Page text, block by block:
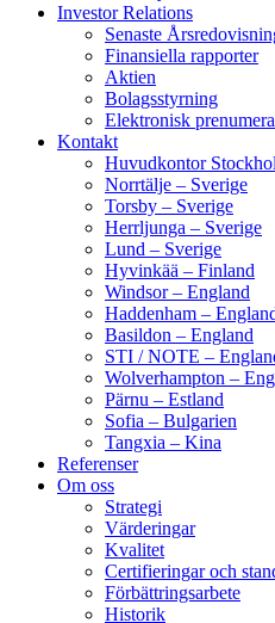
Investor Relations
Senaste
Finansiella rapporter
Aktien
Bolagsstyrning
Elektronisk
Kontakt
Huvudkontor
Norrtälje – Sverige
Torsby – Sverige
Herrljunga – Sverige
Lund – Sverige
Hyvinkää – Finland
Windsor – England
Haddenham –
Basildon – England
STI / NOTE –
Wolverhampton –
Pärnu – Estland
Sofia – Bulgarien
Tangxia – Kina
Referenser
Om oss
Strategi
Värderingar
Kvalitet
Certifieringar och
Förbättringsarbete
Historik